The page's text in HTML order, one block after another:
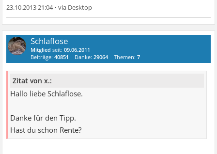
23.10.2013 21:04•
Schlaflose
Mitglied seit:09.06.2011
Beiträge:40851 Danke:29064 Themen:7
Zitat von x.:
Hallo liebe Schlaflose.
Danke für den Tipp.
Hast du schon Rente?